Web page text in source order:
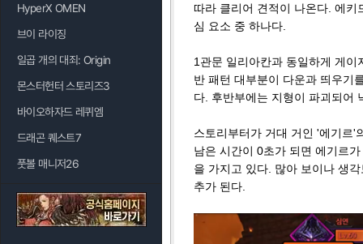
HyperX OMEN
브이 라이징
일곱 개의 대죄: Origin
몬스터헌터 스토리즈3
바이오하자드 레퀴엠
드래곤 퀘스트7
풋볼 매니저26
따라 클리어 견적이 나온다. 에
심 요소 중 하나다.
1관문 일리아칸과 동일하게 게
반 패턴 대부분이 다운과 띄우기
다. 후반부에는 지형이 파괴되어
스토리부터가 거대 거인 '에기르'
남은 시간이 0초가 되면 에기르
을 가지고 있다. 많아 보이나 생
추가 된다.